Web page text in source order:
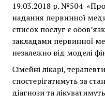
Міністерства охорони
19.03.2018 р. №504
надання первинної
список послуг є
закладами первинної
незалежно від моделі
Сімейні лікарі,
спостерігатимуть за